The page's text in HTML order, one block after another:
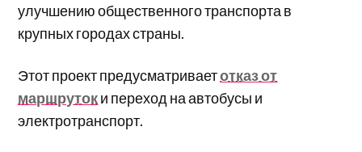
улучшению общественного транспорта в
крупных городах страны.
Этот проект предусматриваетотказ от
маршрутоки переход на автобусы и
электротранспорт.